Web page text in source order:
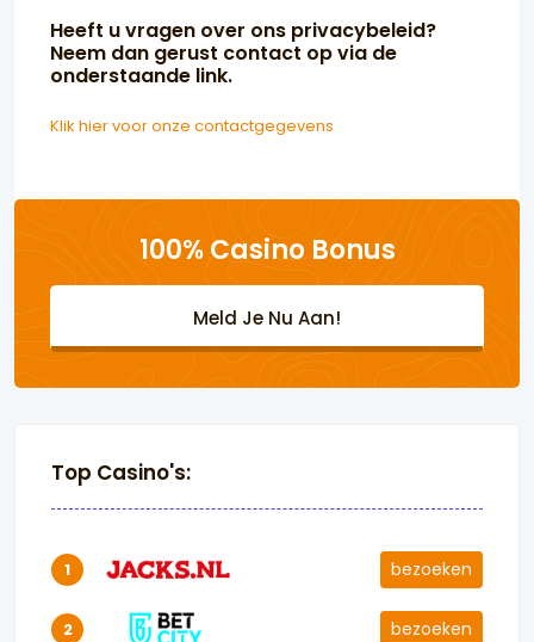
Heeft u vragen over ons privacybeleid?
Neem dan gerust contact op via de
onderstaande link.
Klik hier voor onze contactgegevens
100% Casino Bonus
Meld Je Nu Aan!
Top Casino's:
1 bezoeken
2 bezoeken